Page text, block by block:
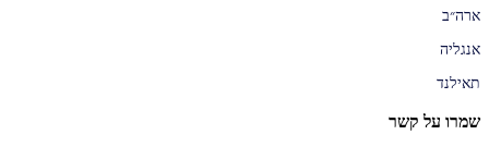
ארה״ב
אנגליה
תאילנד
שמרו על קשר